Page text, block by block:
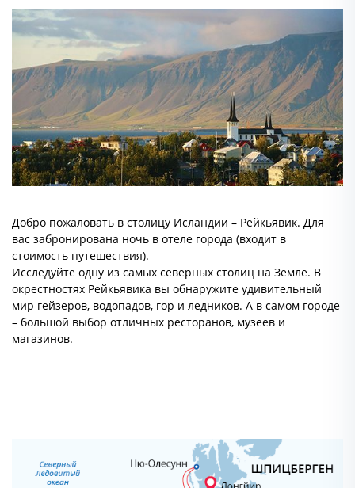
Добро пожаловать в столицу Исландии – Рейкьявик. Для
вас забронирована ночь в отеле города (входит в
стоимость путешествия).
Исследуйте одну из самых северных столиц на Земле. В
окрестностях Рейкьявика вы обнаружите удивительный
мир гейзеров, водопадов, гор и ледников. А в самом городе
– большой выбор отличных ресторанов, музеев и
магазинов.